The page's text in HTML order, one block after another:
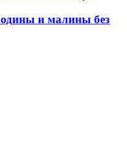
и малины без